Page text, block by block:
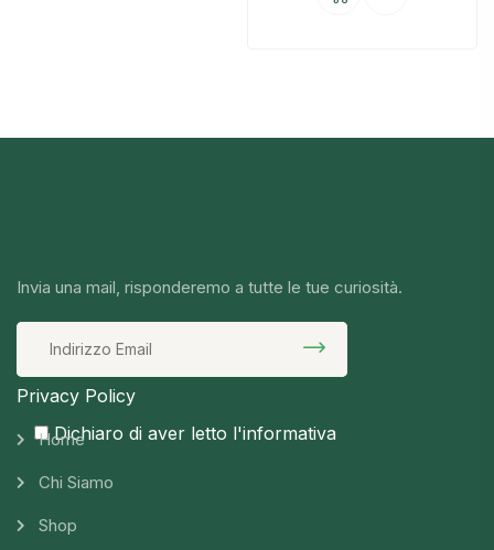
Invia una mail, risponderemo a tutte le tue curiosità.
Privacy Policy
Dichiaro di aver letto l'informativa
Home
Chi Siamo
Shop